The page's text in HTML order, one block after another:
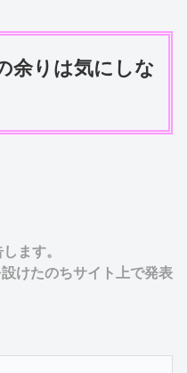
余りは気にしな
ます。
けたのちサイト上で発表